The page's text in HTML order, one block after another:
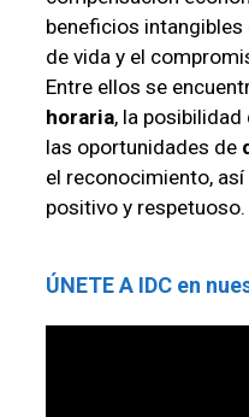
beneficios
de vida y el
Entre ellos se
horaria, la posibilidad
las oportunidades de
el reconocimiento,
positivo y respetuoso.
ÚNETE A IDC en